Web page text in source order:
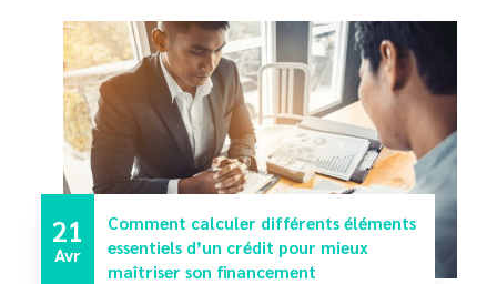
21
Avr
Comment calculer différents éléments
essentiels d’un crédit pour mieux
maîtriser son financement